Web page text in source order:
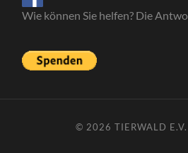
Wie können Sie helfen? Die
© 2026TIERWALD E.V.